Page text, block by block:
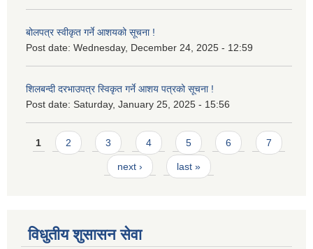
बोलपत्र स्वीकृत गर्ने आशयको सूचना !
Post date: Wednesday, December 24, 2025 - 12:59
शिलबन्दी दरभाउपत्र स्विकृत गर्ने आशय पत्रको सूचना !
Post date: Saturday, January 25, 2025 - 15:56
Pages
1 2 3 4 5 6 7
next › last »
विधुतीय शुसासन सेवा